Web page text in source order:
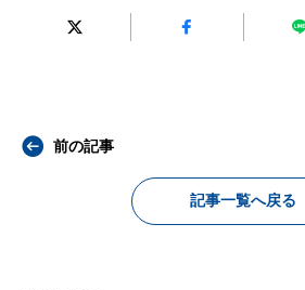
前の記事
記事一覧へ戻る